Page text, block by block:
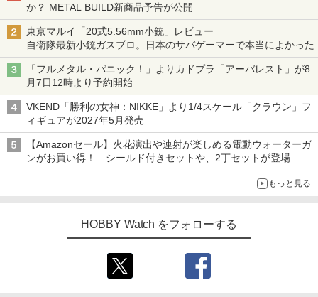
か？ METAL BUILD新商品予告が公開
東京マルイ「20式5.56mm小銃」レビュー
自衛隊最新小銃ガスブロ。日本のサバゲーマーで本当によかった
「フルメタル・パニック！」よりカドプラ「アーバレスト」が8
月7日12時より予約開始
VKEND「勝利の女神：NIKKE」より1/4スケール「クラウン」フ
ィギュアが2027年5月発売
【Amazonセール】火花演出や連射が楽しめる電動ウォーターガ
ンがお買い得！ シールド付きセットや、2丁セットが登場
もっと見る
HOBBY Watch をフォローする